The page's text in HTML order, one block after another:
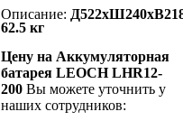
Описание:
62.5 кг
Цену на Аккумуляторная
батарея LEOCH LHR12-
200 Вы можете уточнить у
наших сотрудников: